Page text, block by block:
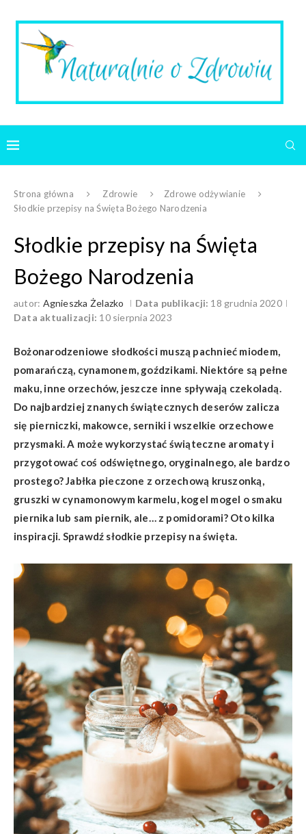
Strona główna Zdrowie
Zdrowe odżywianie
Słodkie przepisy na Święta Bożego Narodzenia
Słodkie przepisy na Święta
Bożego Narodzenia
autor: Agnieszka Żelazko Data publikacji: 18 grudnia 2020
Data aktualizacji: 10 sierpnia 2023
Bożonarodzeniowe słodkości muszą pachnieć miodem,
pomarańczą, cynamonem, goździkami. Niektóre są pełne
maku, inne orzechów, jeszcze inne spływają czekoladą.
Do najbardziej znanych świątecznych deserów zalicza
się pierniczki, makowce, serniki i wszelkie orzechowe
przysmaki. A może wykorzystać świąteczne aromaty i
przygotować coś odświętnego, oryginalnego, ale bardzo
prostego? Jabłka pieczone z orzechową kruszonką,
gruszki w cynamonowym karmelu, kogel mogel o smaku
piernika lub sam piernik, ale… z pomidorami? Oto kilka
inspiracji. Sprawdź słodkie przepisy na święta.